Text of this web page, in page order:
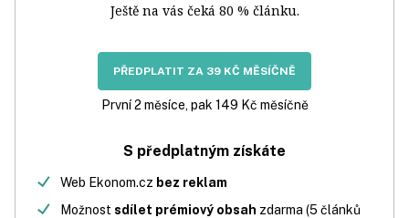
Ještě na vás čeká 80 % článku.
PŘEDPLATIT ZA 39 KČ MĚSÍČNĚ
První 2 měsíce, pak 149 Kč měsíčně
S předplatným získáte
Web Ekonom.cz bez reklam
Možnost sdílet prémiový obsah zdarma (5 článků